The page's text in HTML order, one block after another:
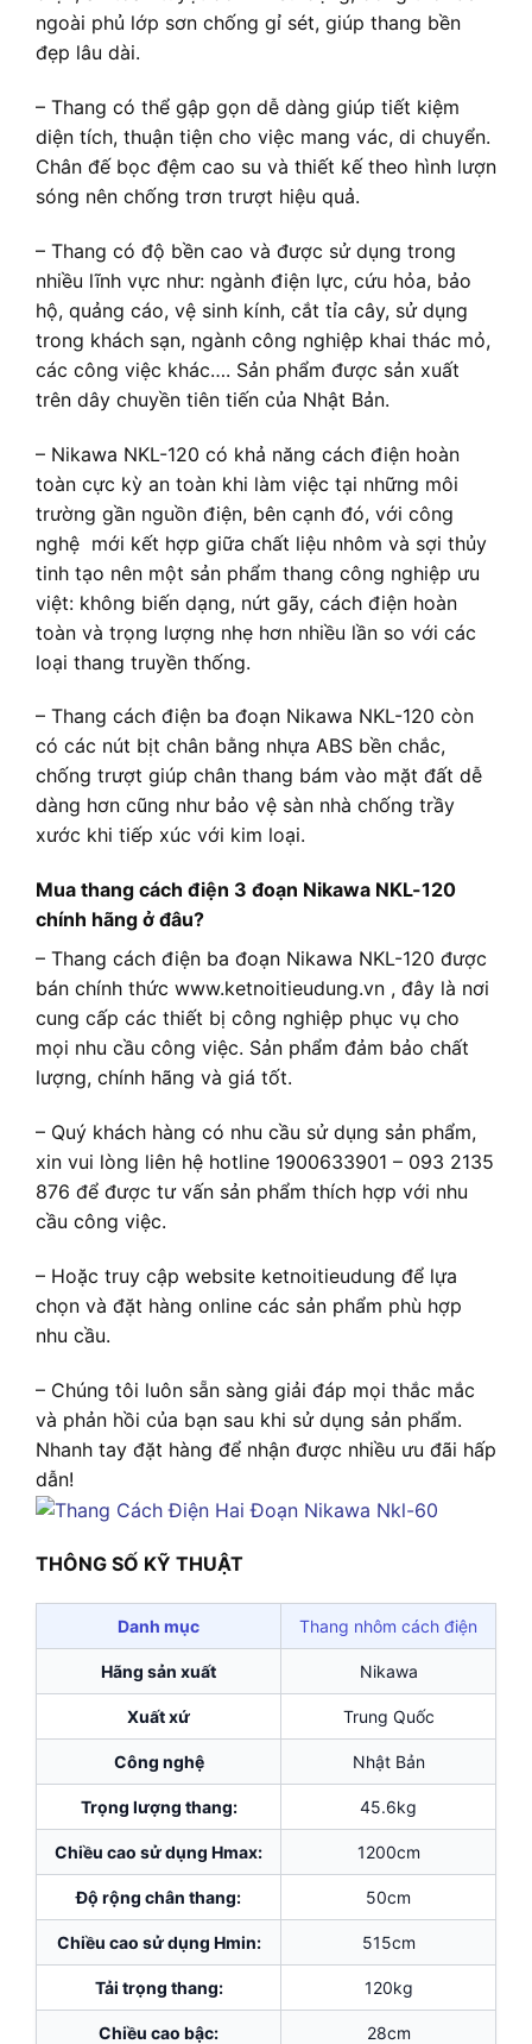
ngoài phủ lớp sơn chống gỉ sét, giúp thang bền
đẹp lâu dài.
– Thang có thể gập gọn dễ dàng giúp tiết kiệm
diện tích, thuận tiện cho việc mang vác, di chuyển.
Chân đế bọc đệm cao su và thiết kế theo hình lượn
sóng nên chống trơn trượt hiệu quả.
– Thang có độ bền cao và được sử dụng trong
nhiều lĩnh vực như: ngành điện lực, cứu hỏa, bảo
hộ, quảng cáo, vệ sinh kính, cắt tỉa cây, sử dụng
trong khách sạn, ngành công nghiệp khai thác mỏ,
các công việc khác…. Sản phẩm được sản xuất
trên dây chuyền tiên tiến của Nhật Bản.
– Nikawa NKL-120 có khả năng cách điện hoàn
toàn cực kỳ an toàn khi làm việc tại những môi
trường gần nguồn điện, bên cạnh đó, với công
nghệ mới kết hợp giữa chất liệu nhôm và sợi thủy
tinh tạo nên một sản phẩm thang công nghiệp ưu
việt: không biến dạng, nứt gãy, cách điện hoàn
toàn và trọng lượng nhẹ hơn nhiều lần so với các
loại thang truyền thống.
– Thang cách điện ba đoạn Nikawa NKL-120 còn
có các nút bịt chân bằng nhựa ABS bền chắc,
chống trượt giúp chân thang bám vào mặt đất dễ
dàng hơn cũng như bảo vệ sàn nhà chống trầy
xước khi tiếp xúc với kim loại.
Mua thang cách điện 3 đoạn Nikawa NKL-120
chính hãng ở đâu?
– Thang cách điện ba đoạn Nikawa NKL-120 được
bán chính thức www.ketnoitieudung.vn , đây là nơi
cung cấp các thiết bị công nghiệp phục vụ cho
mọi nhu cầu công việc. Sản phẩm đảm bảo chất
lượng, chính hãng và giá tốt.
– Quý khách hàng có nhu cầu sử dụng sản phẩm,
xin vui lòng liên hệ hotline 1900633901 – 093 2135
876 để được tư vấn sản phẩm thích hợp với nhu
cầu công việc.
– Hoặc truy cập website ketnoitieudung để lựa
chọn và đặt hàng online các sản phẩm phù hợp
nhu cầu.
– Chúng tôi luôn sẵn sàng giải đáp mọi thắc mắc
và phản hồi của bạn sau khi sử dụng sản phẩm.
Nhanh tay đặt hàng để nhận được nhiều ưu đãi hấp
dẫn!
THÔNG SỐ KỸ THUẬT
Danh mục Thang nhôm cách điện
Hãng sản xuất Nikawa
Xuất xứ Trung Quốc
Công nghệ Nhật Bản
Trọng lượng thang: 45.6kg
Chiều cao sử dụng Hmax: 1200cm
Độ rộng chân thang: 50cm
Chiều cao sử dụng Hmin: 515cm
Tải trọng thang: 120kg
Chiều cao bậc: 28cm